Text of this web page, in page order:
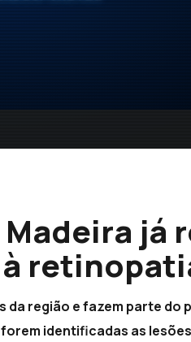
já
à
região e fazem parte do
identificadas as